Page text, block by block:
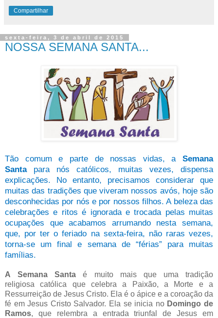
Compartilhar
sexta-feira, 3 de abril de 2015
NOSSA SEMANA SANTA...
Tão comum e parte de nossas vidas, a Semana
Santapara nós católicos, muitas vezes, dispensa
explicações. No entanto, precisamos considerar que
muitas das tradições que viveram nossos avós, hoje são
desconhecidas por nós e por nossos filhos. A beleza das
celebrações e ritos é ignorada e trocada pelas muitas
ocupações que acabamos arrumando nesta semana,
que, por ter o feriado na sexta-feira, não raras vezes,
torna-se um final e semana de “férias” para muitas
famílias.
A Semana Santa é muito mais que uma tradição
religiosa católica que celebra a Paixão, a Morte e a
Ressurreição de Jesus Cristo. Ela é o ápice e a coroação da
fé em Jesus Cristo Salvador. Ela se inicia no Domingo de
Ramos, que relembra a entrada triunfal de Jesus em